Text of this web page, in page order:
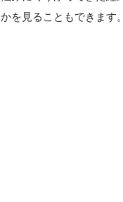
を見ることもできます。